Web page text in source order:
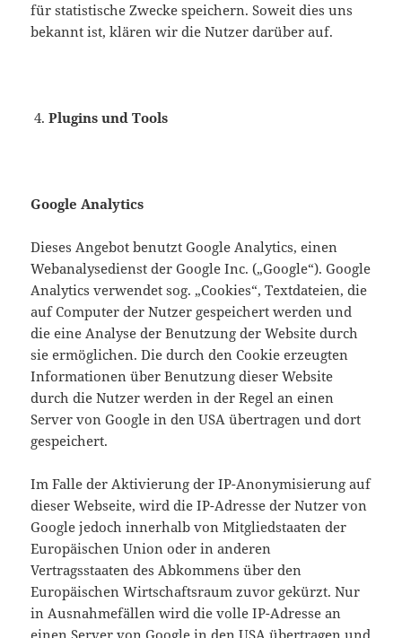
für statistische Zwecke speichern. Soweit dies uns
bekannt ist, klären wir die Nutzer darüber auf.
Plugins und Tools
Google Analytics
Dieses Angebot benutzt Google Analytics, einen
Webanalysedienst der Google Inc. („Google“). Google
Analytics verwendet sog. „Cookies“, Textdateien, die
auf Computer der Nutzer gespeichert werden und
die eine Analyse der Benutzung der Website durch
sie ermöglichen. Die durch den Cookie erzeugten
Informationen über Benutzung dieser Website
durch die Nutzer werden in der Regel an einen
Server von Google in den USA übertragen und dort
gespeichert.
Im Falle der Aktivierung der IP-Anonymisierung auf
dieser Webseite, wird die IP-Adresse der Nutzer von
Google jedoch innerhalb von Mitgliedstaaten der
Europäischen Union oder in anderen
Vertragsstaaten des Abkommens über den
Europäischen Wirtschaftsraum zuvor gekürzt. Nur
in Ausnahmefällen wird die volle IP-Adresse an